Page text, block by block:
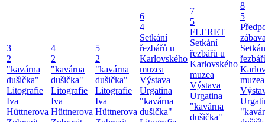
3
2
"kavárna
dušička"
Litografie
Iva
Hüttnerova
4
2
"kavárna
dušička"
Litografie
Iva
Hüttnerova
5
2
"kavárna
dušička"
Litografie
Iva
Hüttnerova
6
4
Setkání
řezbářů u
Karlovského
muzea
Výstava
Urgatina
"kavárna
dušička"
7
5
FLERET
Setkání
řezbářů u
Karlovského
muzea
Výstava
Urgatina
"kavárna
dušička"
8
5
muzea